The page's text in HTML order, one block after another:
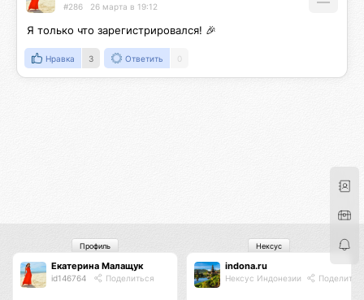
#286 26 марта в 19:12
Я только что зарегистрировался! 🎉
Нравка 3 Ответить 0
Екатерина Малащук
id146764 Поделиться
Профиль
indona.ru
Нексус Индонезии
Нексус